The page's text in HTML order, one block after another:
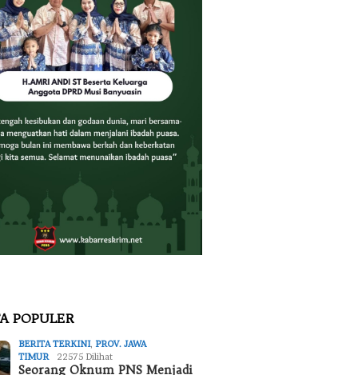
POPULER
BERITA TERKINI,PROV. JAWA
TIMUR
22575 Dilihat
Seorang Oknum PNS Menjadi